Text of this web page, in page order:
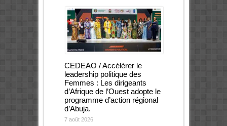
CEDEAO / Accélérer le
leadership politique des
Femmes : Les dirigeants
d’Afrique de l’Ouest adopte le
programme d’action régional
d’Abuja.
7 août 2026